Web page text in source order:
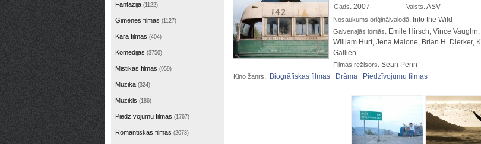
Fantāzija (1122)
Ģimenes filmas (1127)
Kara filmas (404)
Komēdijas (3750)
Mistikas filmas (959)
Mūzika (324)
Mūzikls (186)
Piedzīvojumu filmas (1767)
Romantiskas filmas (2073)
Gads: 2007 Valsts: ASV
Nosaukums oriģinālvalodā: Into the Wild
Galvenajās lomās: Emile Hirsch, Vince
William Hurt, Jena Malone, Brian H. Dierker,
Gallien
Filmas režisors: Sean Penn
Kino žanrs: Biogrāfiskas filmas Drāma Piedzīvojumu filmas